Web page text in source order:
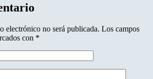
electrónico no será publicada. Los campos
con *